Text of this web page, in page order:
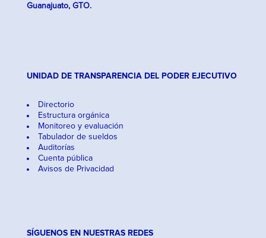
Guanajuato, GTO.
UNIDAD DE TRANSPARENCIA DEL PODER EJECUTIVO
Directorio
Estructura orgánica
Monitoreo y evaluación
Tabulador de sueldos
Auditorías
Cuenta pública
Avisos de Privacidad
SÍGUENOS EN NUESTRAS REDES